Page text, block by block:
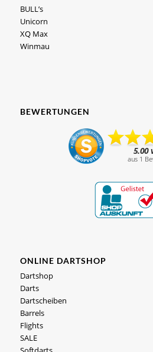
BULL’s
Unicorn
XQ Max
Winmau
BEWERTUNGEN
ONLINE DARTSHOP
Dartshop
Darts
Dartscheiben
Barrels
Flights
SALE